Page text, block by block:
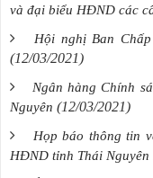
và đại biểu HĐND các
Hội nghị Ban
(12/03/2021)
Ngân hàng Chính
Nguyên (12/03/2021)
Họp báo thông tin
HĐND tỉnh Thái